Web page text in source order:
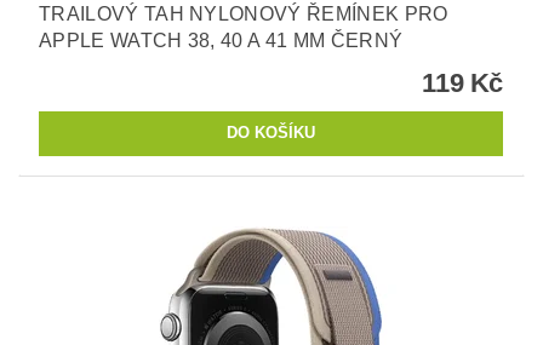
TRAILOVÝ TAH NYLONOVÝ ŘEMÍNEK PRO
APPLE WATCH 38, 40 A 41 MM ČERNÝ
119 Kč